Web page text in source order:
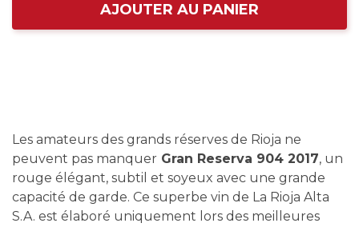
AJOUTER AU PANIER
Les amateurs des grands réserves de Rioja ne
peuvent pas manquer Gran Reserva 904 2017, un
rouge élégant, subtil et soyeux avec une grande
capacité de garde. Ce superbe vin de La Rioja Alta
S.A. est élaboré uniquement lors des meilleures